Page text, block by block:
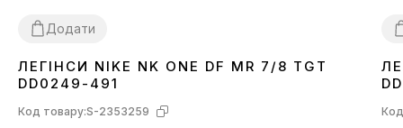
Додати
XS L
ЛЕГІНСИ NIKE NK ONE DF MR 7/8 TGT
DD0249-491
Код товару:S-2353259